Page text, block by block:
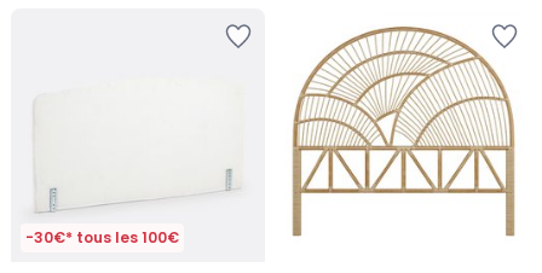
-30€* tous les 100€